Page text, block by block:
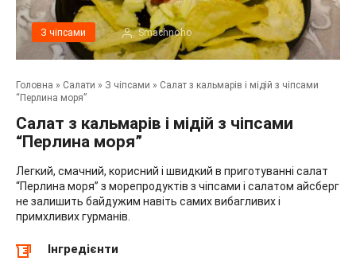
З чіпсами Smachnoho
Головна » Салати » З чіпсами » Салат з кальмарів і мідій з чіпсами
“Перлина моря”
Салат з кальмарів і мідій з чіпсами
“Перлина моря”
Легкий, смачний, корисний і швидкий в приготуванні салат
“Перлина моря” з морепродуктів з чіпсами і салатом айсберг
не залишить байдужим навіть самих вибагливих і
примхливих гурманів.
Інгредієнти